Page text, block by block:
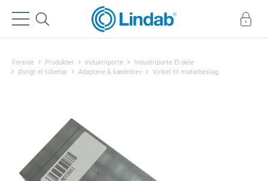
Forside Produkter Industriporte
Industriporte El-dele
Øvrigt el tilbehør
Adaptere & kædedrev Vinkel til motorbeslag